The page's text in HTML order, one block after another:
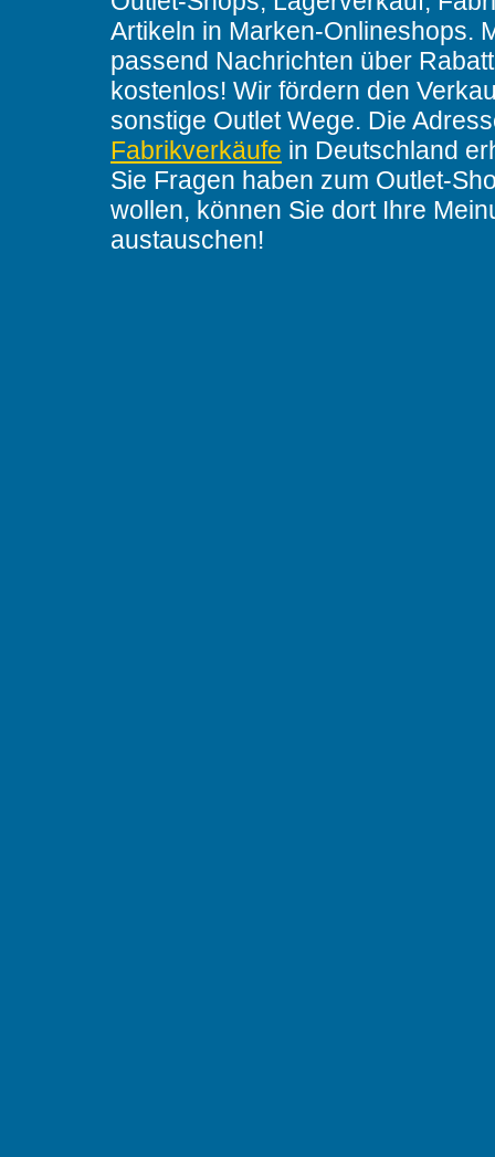
Artikeln in Marken-Onlineshops.
passend Nachrichten über
kostenlos! Wir fördern den
sonstige Outlet Wege. Die
Fabrikverkäufe in Deutschland
Sie Fragen haben zum Outlet-
wollen, können Sie dort Ihre
austauschen!